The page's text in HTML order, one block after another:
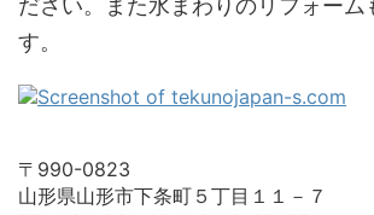
ださい。また水まわりのリフォーム
す。
〒990-0823
山形県山形市下条町５丁目１１－７